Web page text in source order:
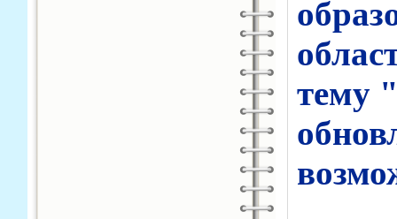
тему